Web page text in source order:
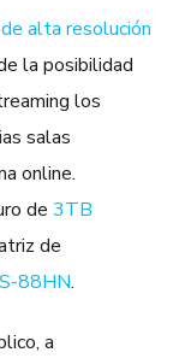
alta resolución
la posibilidad
los
salas
online.
de 3TB
de
88HN.
a